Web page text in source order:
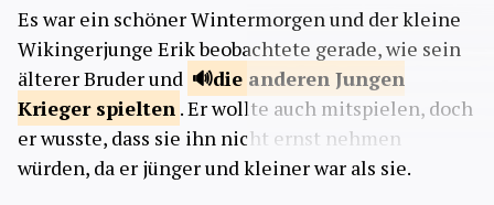
Es war ein schöner Wintermorgen und der kleine
Wikingerjunge Erik beobachtete gerade, wie sein
älterer Bruder und
die anderen Jungen
Krieger spielten . Er wollte auch mitspielen, doch
er wusste, dass sie ihn nicht ernst nehmen
würden, da er jünger und kleiner war als sie.